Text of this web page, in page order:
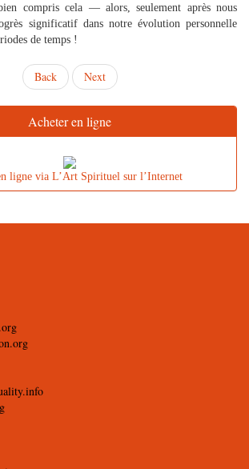
compris cela — alors, seulement après nous
significatif dans notre évolution personnelle
de temps !
Back Next
Acheter en ligne
ligne via L’Art Spirituel sur l’Internet